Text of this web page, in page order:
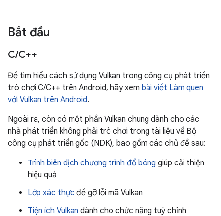
Bắt đầu
C/C++
Để tìm hiểu cách sử dụng Vulkan trong công cụ phát triển
trò chơi C/C++ trên Android, hãy xem bài viết Làm quen
với Vulkan trên Android.
Ngoài ra, còn có một phần Vulkan chung dành cho các
nhà phát triển không phải trò chơi trong tài liệu về Bộ
công cụ phát triển gốc (NDK), bao gồm các chủ đề sau:
Trình biên dịch chương trình đổ bóng giúp cải thiện
hiệu quả
Lớp xác thực để gỡ lỗi mã Vulkan
Tiện ích Vulkan dành cho chức năng tuỳ chỉnh